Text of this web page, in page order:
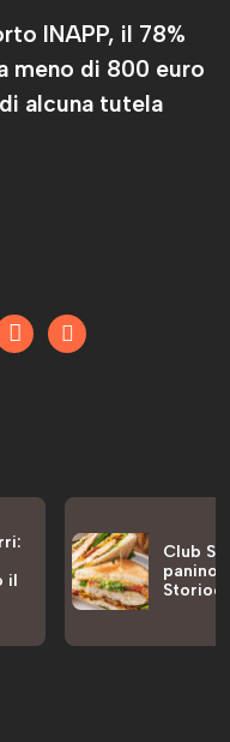
INAPP, il 78%
meno di 800 euro
alcuna tutela
il
Club
panino